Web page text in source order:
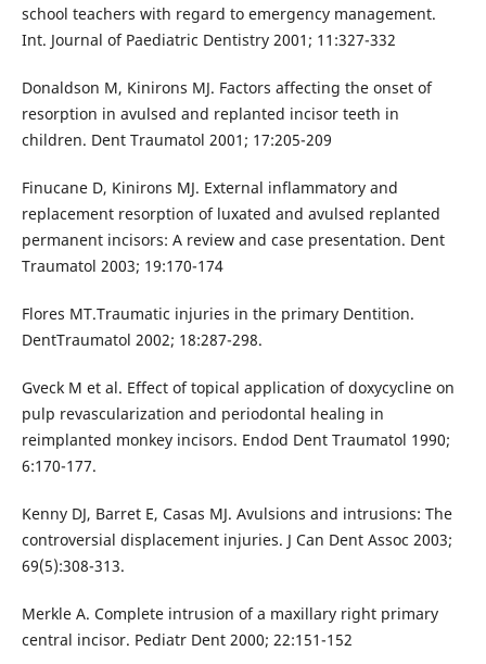
school teachers with regard to emergency management.
Int. Journal of Paediatric Dentistry 2001; 11:327-332
Donaldson M, Kinirons MJ. Factors affecting the onset of
resorption in avulsed and replanted incisor teeth in
children. Dent Traumatol 2001; 17:205-209
Finucane D, Kinirons MJ. External inflammatory and
replacement resorption of luxated and avulsed replanted
permanent incisors: A review and case presentation. Dent
Traumatol 2003; 19:170-174
Flores MT.Traumatic injuries in the primary Dentition.
DentTraumatol 2002; 18:287-298.
Gveck M et al. Effect of topical application of doxycycline on
pulp revascularization and periodontal healing in
reimplanted monkey incisors. Endod Dent Traumatol 1990;
6:170-177.
Kenny DJ, Barret E, Casas MJ. Avulsions and intrusions: The
controversial displacement injuries. J Can Dent Assoc 2003;
69(5):308-313.
Merkle A. Complete intrusion of a maxillary right primary
central incisor. Pediatr Dent 2000; 22:151-152